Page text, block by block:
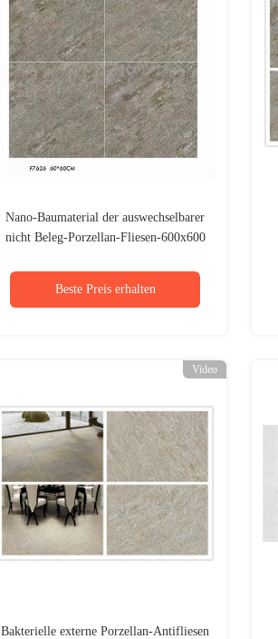
Nano-Baumaterial der auswechselbarer
nicht Beleg-Porzellan-Fliesen-600x600
Beste Preis erhalten
Video
Bakterielle externe Porzellan-Antifliesen